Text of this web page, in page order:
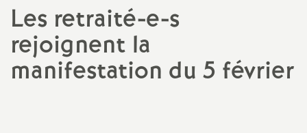
N
Les retraité-e-s
rejoignent la
manifestation du 5 février